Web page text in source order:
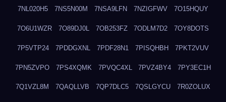
7NL020H5 7NS5N00M 7NSA9LFN 7NZIGFWV 7O15HQUY
7O6U1WZR 7O89DJ0L 7OB253FZ 7ODLM7D2 7OY8DOTS
7P5VTP24 7PDDGXNL 7PDF28N1 7PISQHBH 7PKT2VUV
7PN5ZVPO 7PS4XQMK 7PVQC4XL 7PVZ4BY4 7PY3EC1H
7Q1VZL8M 7QAQLLVB 7QP7DLC5 7QSLGYCU 7R0ZOLUX